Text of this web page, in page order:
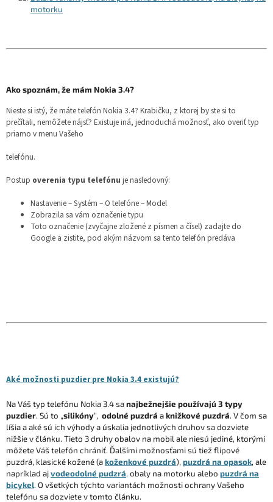
motorku
Ako spoznám, že mám Nokia 3.4?
Nieste si istý, že máte telefón Nokia 3.4? Krabičku, z ktorej by ste si to
prečítali, nemôžete nájsť? Existuje iná, jednoduchá možnosť, ako overiť typ
priamo v menu Vašeho
telefónu.
Postup overenia typu telefónu je nasledovný:
Nastavenie – Systém – O telefóne – Model
Zobrazila sa vám označenie typu
Toto označenie (zvyčajne zložené z písmen a čísel) zadajte do
Google a zistite, pod akým názvom sa tento telefón predáva
Aké možnosti puzdier pre Nokia 3.4 existujú?
Na Váš typ telefónu Nokia 3.4 sanajbežnejšie používajú 3 typy
puzdier. Sú to „silikóny“, odolné puzdrá aknižkové puzdrá. V čom sa
líšia a aké sú ich výhody a úskalia jednotlivých druhov sa dozviete
nižšie v článku. Tieto 3 druhy obalov na mobil ale niesú jediné, ktorými
môžete Váš telefón chrániť. Ďalšími možnosťami sú tiež flipové
puzdrá, klasické kožené (akoženkové puzdrá), puzdrá na opasok, ale
napríklad ajvodeodolné pudzrá, obaly na motorku alebo puzdrá na
bicykel. O všetkých týchto variantách možnosti ochrany Vašeho
telefónu sa dozviete v tomto článku.